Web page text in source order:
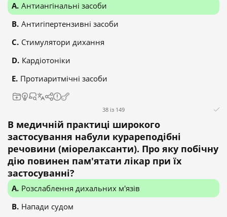
Антиангінальні засоби
Антигіпертензивні засоби
Стимулятори дихання
Кардіотоніки
Протиаритмічні засоби
38 із 149
В медичній практиці широкого
застосування набули курареподібні
речовини (міорелаксанти). Про яку побічну
дію повинен пам'ятати лікар при їх
застосуванні?
Розслаблення дихальних м'язів
Напади судом